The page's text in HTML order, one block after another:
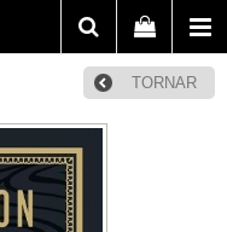
TORNAR